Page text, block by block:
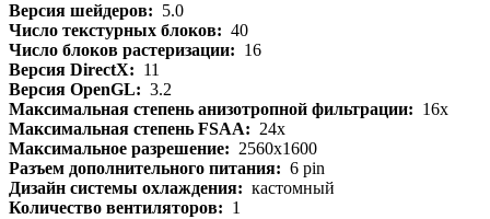
Версия шейдеров: 5.0
Число текстурных блоков: 40
Число блоков растеризации: 16
Версия DirectX: 11
Версия OpenGL: 3.2
Максимальная степень анизотропной фильтрации: 16x
Максимальная степень FSAA: 24x
Максимальное разрешение: 2560x1600
Разъем дополнительного питания: 6 pin
Дизайн системы охлаждения: кастомный
Количество вентиляторов: 1